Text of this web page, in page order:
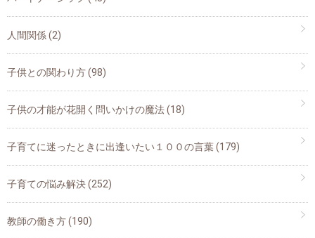
人間関係(2)
子供との関わり方(98)
子供の才能が花開く問いかけの魔法(18)
子育てに迷ったときに出逢いたい１００の言葉(179)
子育ての悩み解決(252)
教師の働き方(190)